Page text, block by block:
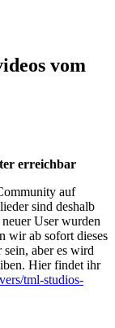
vom
erreichbar
auf
sind deshalb
User wurden
wir ab sofort dieses
aber es wird
Hier findet ihr
tml-studios-